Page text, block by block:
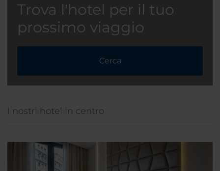
Trova l'hotel per il tuo
prossimo viaggio
Cerca
I nostri hotel in centro